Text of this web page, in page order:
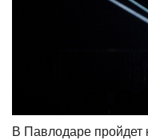
В Павлодаре пройдет